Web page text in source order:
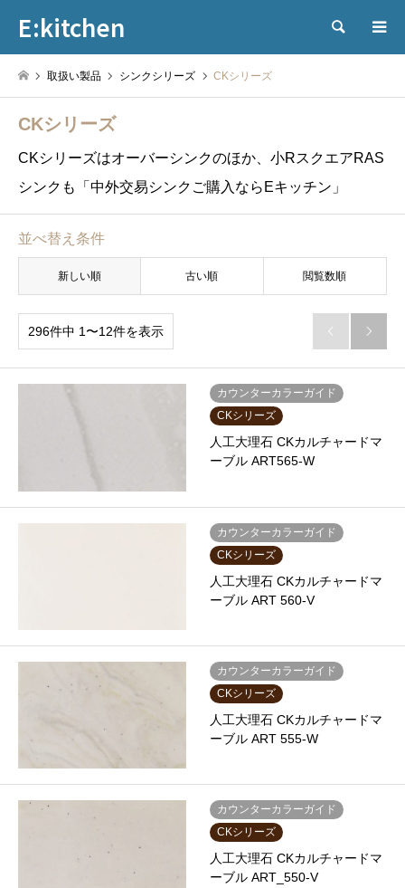
E:kitchen 検索
取扱い製品 シンクシリーズ CKシリーズ
CKシリーズ
CKシリーズはオーバーシンクのほか、小RスクエアRAS
シンクも「中外交易シンクご購入ならEキッチン」
並べ替え条件
新しい順 古い順 閲覧数順
296件中 1〜12件を表示  
カウンターカラーガイド
CKシリーズ
人工大理石 CKカルチャードマ
ーブル ART565‐W
カウンターカラーガイド
CKシリーズ
人工大理石 CKカルチャードマ
ーブル ART 560-V
カウンターカラーガイド
CKシリーズ
人工大理石 CKカルチャードマ
ーブル ART 555-W
カウンターカラーガイド
CKシリーズ
人工大理石 CKカルチャードマ
ーブル ART_550-V